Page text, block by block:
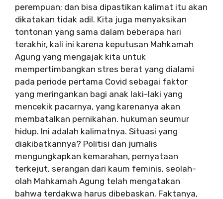
perempuan; dan bisa dipastikan kalimat itu akan
dikatakan tidak adil. Kita juga menyaksikan
tontonan yang sama dalam beberapa hari
terakhir, kali ini karena keputusan Mahkamah
Agung yang mengajak kita untuk
mempertimbangkan stres berat yang dialami
pada periode pertama Covid sebagai faktor
yang meringankan bagi anak laki-laki yang
mencekik pacarnya, yang karenanya akan
membatalkan pernikahan. hukuman seumur
hidup. Ini adalah kalimatnya. Situasi yang
diakibatkannya? Politisi dan jurnalis
mengungkapkan kemarahan, pernyataan
terkejut, serangan dari kaum feminis, seolah-
olah Mahkamah Agung telah mengatakan
bahwa terdakwa harus dibebaskan. Faktanya,